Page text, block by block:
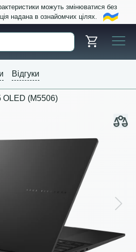
можуть змінюватися без
надана в ознайомчих цілях.
Відгуки
OLED (M5506)
Next